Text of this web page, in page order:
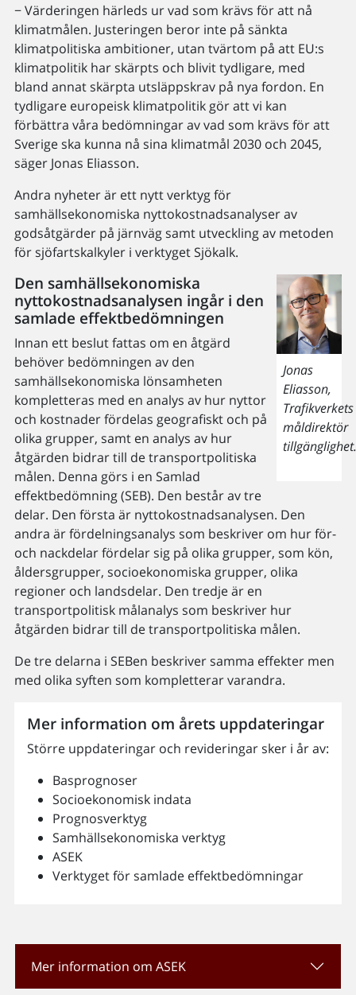
− Värderingen härleds ur vad som krävs för att nå
klimatmålen. Justeringen beror inte på sänkta
klimatpolitiska ambitioner, utan tvärtom på att EU:s
klimatpolitik har skärpts och blivit tydligare, med
bland annat skärpta utsläppskrav på nya fordon. En
tydligare europeisk klimatpolitik gör att vi kan
förbättra våra bedömningar av vad som krävs för att
Sverige ska kunna nå sina klimatmål 2030 och 2045,
säger Jonas Eliasson.
Andra nyheter är ett nytt verktyg för
samhällsekonomiska nyttokostnadsanalyser av
godsåtgärder på järnväg samt utveckling av metoden
för sjöfartskalkyler i verktyget Sjökalk.
Jonas
Eliasson,
Trafikverkets
måldirektör
tillgänglighet.
Den samhällsekonomiska
nyttokostnadsanalysen ingår i den
samlade effektbedömningen
Innan ett beslut fattas om en åtgärd
behöver bedömningen av den
samhällsekonomiska lönsamheten
kompletteras med en analys av hur nyttor
och kostnader fördelas geografiskt och på
olika grupper, samt en analys av hur
åtgärden bidrar till de transportpolitiska
målen. Denna görs i en Samlad
effektbedömning (SEB). Den består av tre
delar. Den första är nyttokostnadsanalysen. Den
andra är fördelningsanalys som beskriver om hur för-
och nackdelar fördelar sig på olika grupper, som kön,
åldersgrupper, socioekonomiska grupper, olika
regioner och landsdelar. Den tredje är en
transportpolitisk målanalys som beskriver hur
åtgärden bidrar till de transportpolitiska målen.
De tre delarna i SEBen beskriver samma effekter men
med olika syften som kompletterar varandra.
Mer information om årets uppdateringar
Större uppdateringar och revideringar sker i år av:
Basprognoser
Socioekonomisk indata
Prognosverktyg
Samhällsekonomiska verktyg
ASEK
Verktyget för samlade effektbedömningar
Mer information om ASEK